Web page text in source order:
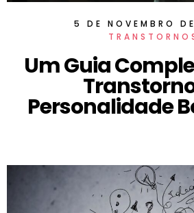
5 DE NOVEMBRO
Um Guia
Personalidade